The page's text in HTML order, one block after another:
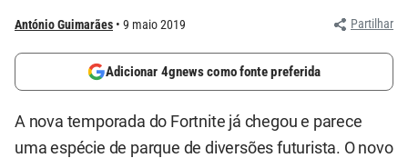
António Guimarães 9 maio 2019 Partilhar
Adicionar 4gnews como fonte preferida
A nova temporada do Fortnite já chegou e parece
uma espécie de parque de diversões futurista. O novo